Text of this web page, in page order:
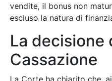
vendite, il bonus non
escluso la natura di
La decisione
Cassazione